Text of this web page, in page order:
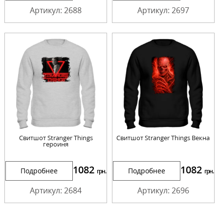
Артикул: 2688 Артикул: 2697
Свитшот Stranger Things
героиня
Подробнее 1082 грн.
Артикул: 2684
Свитшот Stranger Things Векна
Подробнее 1082 грн.
Артикул: 2696